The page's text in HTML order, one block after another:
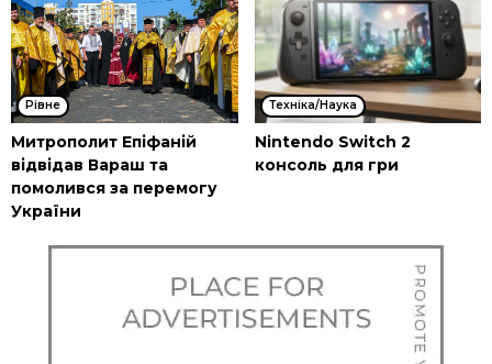
Рівне
Митрополит Епіфаній
відвідав Вараш та
помолився за перемогу
України
Техніка/Наука
Nintendo Switch 2
консоль для гри